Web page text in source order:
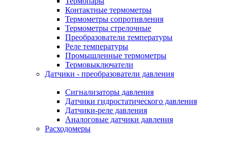
Контактные термометры
Термометры сопротивления
Термометры стрелочные
Преобразователи температуры
Реле температуры
Промышленные термометры
Термовыключатели
Датчики - преобразователи давления
Сигнализаторы давления
Датчики гидростатического давления
Датчики-реле давления
Аналоговые датчики давления
Расходомеры